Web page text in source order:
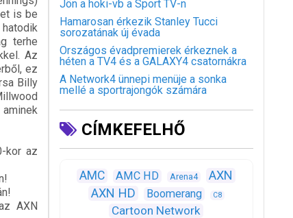
is be
terhe
Az
ez
Billy
kor az
AXN
Jön a hoki-vb a Sport TV-n
Hamarosan érkezik Stanley Tucci
sorozatának új évada
Országos évadpremierek érkeznek a
héten a TV4 és a GALAXY4 csatornákra
A Network4 ünnepi menüje a sonka
mellé a sportrajongók számára
CÍMKEFELHŐ
AMC AMC HD Arena4
AXN
AXN HD
Boomerang C8
Cartoon Network